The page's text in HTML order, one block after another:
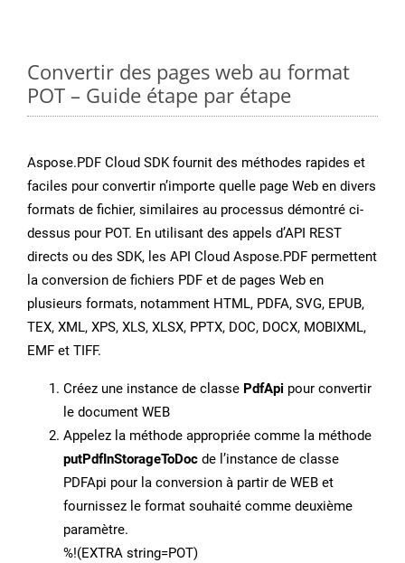
Convertir des pages web au format
POT – Guide étape par étape
Aspose.PDF Cloud SDK fournit des méthodes rapides et
faciles pour convertir n’importe quelle page Web en divers
formats de fichier, similaires au processus démontré ci-
dessus pour POT. En utilisant des appels d’API REST
directs ou des SDK, les API Cloud Aspose.PDF permettent
la conversion de fichiers PDF et de pages Web en
plusieurs formats, notamment HTML, PDFA, SVG, EPUB,
TEX, XML, XPS, XLS, XLSX, PPTX, DOC, DOCX, MOBIXML,
EMF et TIFF.
Créez une instance de classe PdfApi pour convertir
le document WEB
Appelez la méthode appropriée comme la méthode
putPdfInStorageToDoc de l’instance de classe
PDFApi pour la conversion à partir de WEB et
fournissez le format souhaité comme deuxième
paramètre.
%!(EXTRA string=POT)